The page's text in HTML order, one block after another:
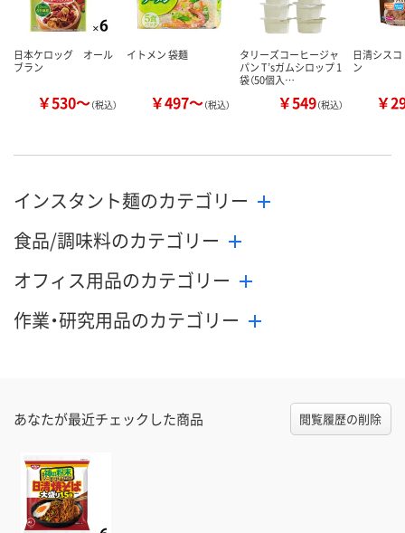
日本ケロッグ オール
ブラン
￥530～（税込）
イトメン 袋麺
￥497～（税込）
タリーズコーヒージャ
パン T’sガムシロップ 1
袋（50個入…
￥549（税込）
日清シス
ン
￥
インスタント麺のカテゴリー
食品/調味料のカテゴリー
オフィス用品のカテゴリー
作業・研究用品のカテゴリー
あなたが最近チェックした商品 閲覧履歴の削除